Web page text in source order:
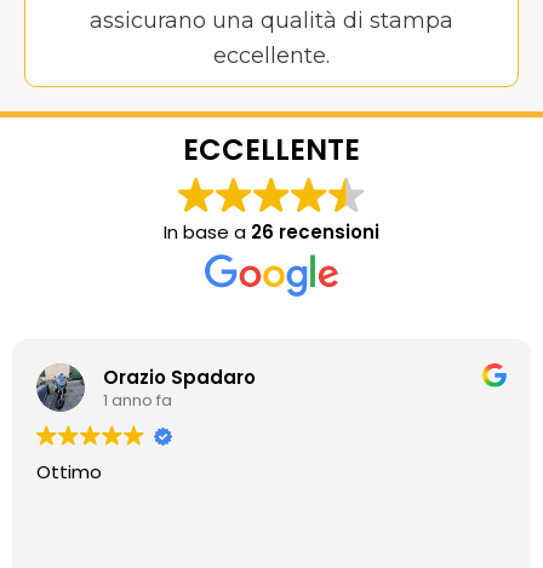
assicurano una qualità di stampa
eccellente.
ECCELLENTE
In base a 26 recensioni
Orazio Spadaro
1 anno fa
Ottimo